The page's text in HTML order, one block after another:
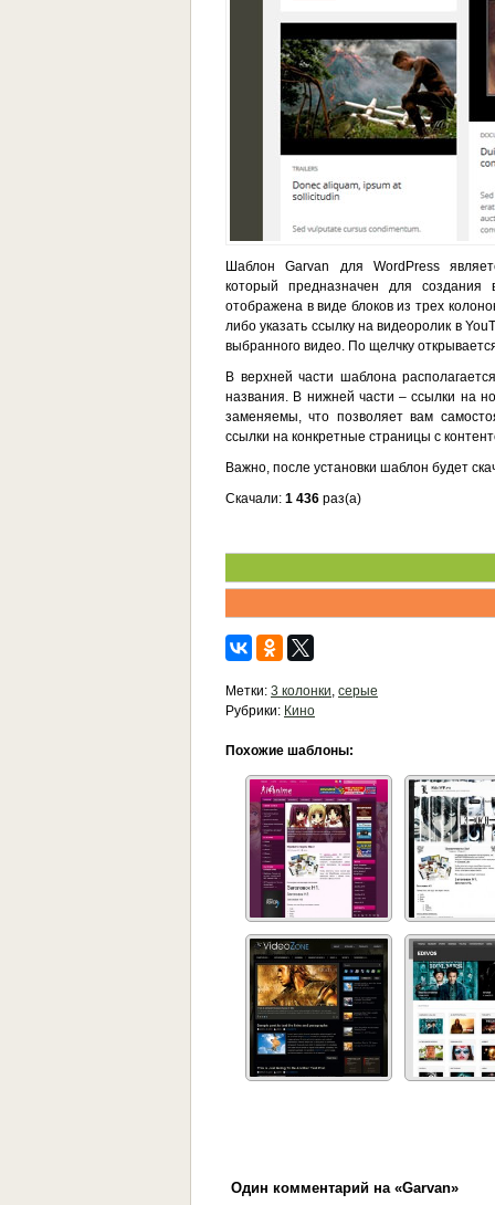
Шаблон Garvan для WordPress
который предназначен для
отображена в виде блоков из трех
либо указать ссылку на видеоролик в
выбранного видео. По щелчку
В верхней части шаблона
названия. В нижней части – ссылки на
заменяемы, что позволяет вам
ссылки на конкретные страницы с
Важно, после установки шаблон будет
Скачали: 1 436 раз(а)
Метки: 3 колонки, серые
Рубрики: Кино
Похожие шаблоны:
Один комментарий на «Garvan»